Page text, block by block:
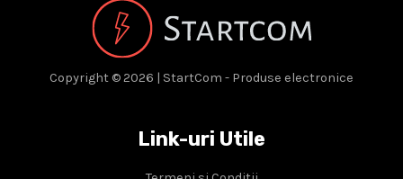
Copyright © 2026 | StartCom - Produse electronice
Link-uri Utile